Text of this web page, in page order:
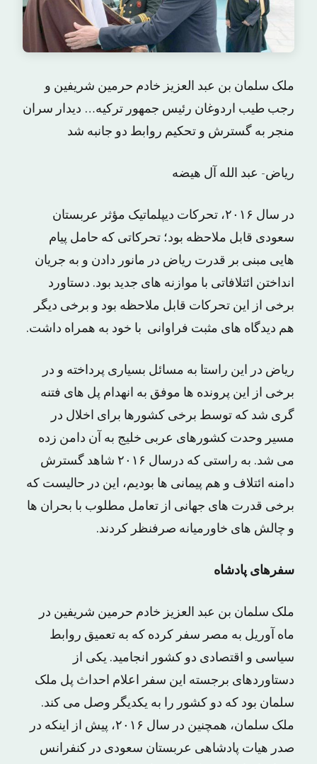
ملک سلمان بن عبد العزیز خادم حرمین شریفین و
رجب طیب اردوغان رئیس جمهور ترکیه… دیدار سران
منجر به گسترش و تحکیم روابط دو جانبه شد
ریاض- عبد الله آل هیضه
در سال ۲۰۱۶، تحرکات دیپلماتیک مؤثر عربستان
سعودی قابل ملاحظه بود؛ تحرکاتی که حامل پیام
هایی مبنی بر قدرت ریاض در مانور دادن و به جریان
انداختن ائتلافاتی با موازنه های جدید بود. دستاورد
برخی از این تحرکات قابل ملاحظه بود و برخی دیگر
هم دیدگاه های مثبت فراوانی با خود به همراه داشت.
ریاض در این راستا به مسائل بسیاری پرداخته و در
برخی از این پرونده ها موفق به انهدام پل های فتنه
گری شد که توسط برخی کشورها برای اخلال در
مسیر وحدت کشورهای عربی خلیج به آن دامن زده
می شد. به راستی که درسال ۲۰۱۶ شاهد گسترش
دامنه ائتلاف و هم پیمانی ها بودیم، این در حالیست که
برخی قدرت های جهانی از تعامل مطلوب با بحران ها
و چالش های خاورمیانه صرفنظر کردند.
سفرهای پادشاه
ملک سلمان بن عبد العزیز خادم حرمین شریفین در
ماه آوریل به مصر سفر کرده که به تعمیق روابط
سیاسی و اقتصادی دو کشور انجامید. یکی از
دستاوردهای برجسته این سفر اعلام احداث پل ملک
سلمان بود که دو کشور را به یکدیگر وصل می کند.
ملک سلمان، همچنین در سال ۲۰۱۶، پیش از اینکه در
صدر هیات پادشاهی عربستان سعودی در کنفرانس